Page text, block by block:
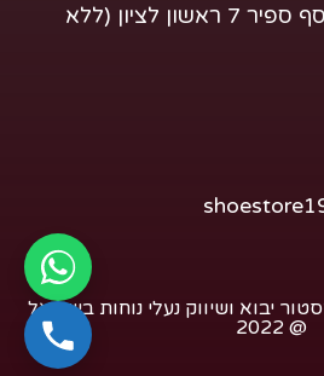
משרדי הנהלה: יוסף ספיר 7 ראשון לציון (ללא
יבוא ושיווק נעלי נוחות בישראל
@ 2022